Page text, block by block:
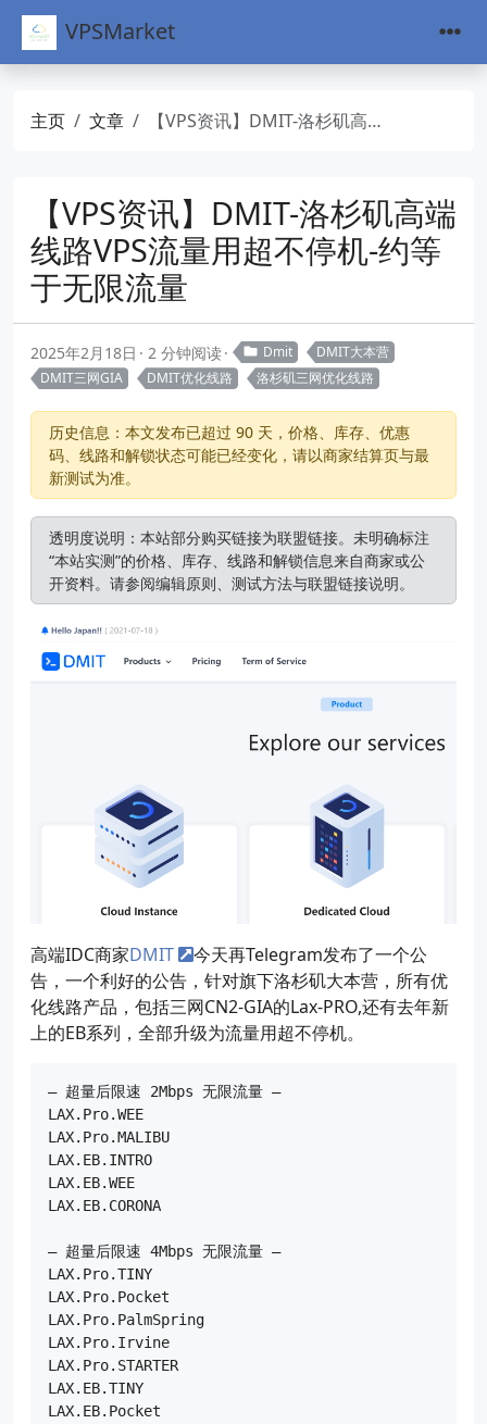
VPSMarket
主页 文章 【VPS资讯】DMIT-洛杉矶高端线路VPS流量用超不停机-约等于无限流量
【VPS资讯】DMIT-洛杉矶高端
线路VPS流量用超不停机-约等
于无限流量
2025年2月18日 2 分钟阅读 Dmit
DMIT大本营
DMIT三网GIA
DMIT优化线路 洛杉矶三网优化线路
历史信息：本文发布已超过 90 天，价格、库存、优惠
码、线路和解锁状态可能已经变化，请以商家结算页与最
新测试为准。
透明度说明：本站部分购买链接为联盟链接。未明确标注
“本站实测”的价格、库存、线路和解锁信息来自商家或公
开资料。请参阅编辑原则、 测试方法与联盟链接说明。
高端IDC商家DMIT
今天再Telegram发布了一个公
告，一个利好的公告，针对旗下洛杉矶大本营，所有优
化线路产品，包括三网CN2-GIA的Lax-PRO,还有去年新
上的EB系列，全部升级为流量用超不停机。
— 超量后限速 2Mbps 无限流量 —
LAX.Pro.WEE
LAX.Pro.MALIBU
LAX.EB.INTRO
LAX.EB.WEE
LAX.EB.CORONA
— 超量后限速 4Mbps 无限流量 —
LAX.Pro.TINY
LAX.Pro.Pocket
LAX.Pro.PalmSpring
LAX.Pro.Irvine
LAX.Pro.STARTER
LAX.EB.TINY
LAX.EB.Pocket